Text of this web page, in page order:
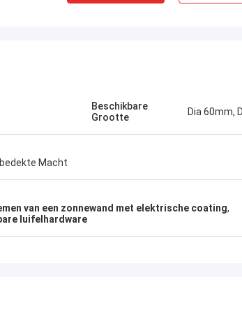
Beschikbare
Grootte
Dia 60mm,
Macht
van een zonnewand met elektrische coating,
luifelhardware